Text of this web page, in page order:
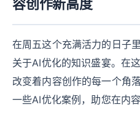
容创作新高度
在周五这个充满活力的日子
关于AI优化的知识盛宴。在
改变着内容创作的每一个角
一些AI优化案例，助您在内